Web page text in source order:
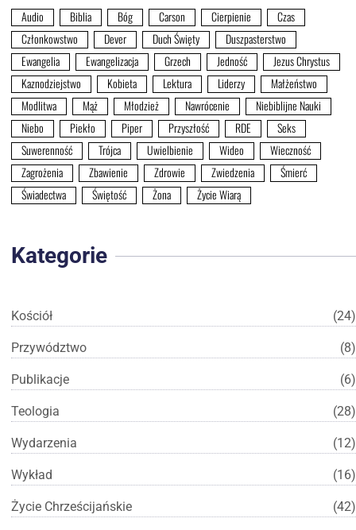
Audio Biblia Bóg Carson Cierpienie
Czas
Członkowstwo
Dever Duch Święty
Duszpasterstwo
Ewangelia
Ewangelizacja Grzech Jedność
Jezus Chrystus
Kaznodziejstwo
Kobieta Lektura Liderzy
Małżeństwo
Modlitwa
Mąż Młodzież Nawrócenie
Niebiblijne Nauki
Niebo
Piekło Piper Przyszłość RDE
Seks
Suwerenność
Trójca Uwielbienie Wideo
Wieczność
Zagrożenia
Zbawienie Zdrowie Zwiedzenia
Śmierć
Świadectwa
Świętość Żona Życie Wiarą
Kategorie
Kościół (24)
Przywództwo (8)
Publikacje (6)
Teologia (28)
Wydarzenia (12)
Wykład (16)
Życie Chrześcijańskie (42)